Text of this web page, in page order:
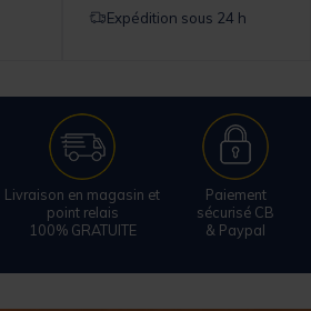
Expédition sous 24 h
Livraison en magasin et
point relais
100% GRATUITE
Paiement
sécurisé CB
& Paypal